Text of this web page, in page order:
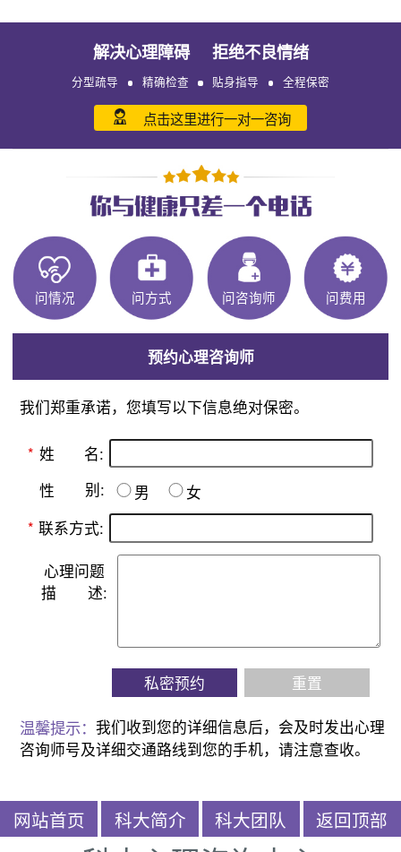
解决心理障碍 拒绝不良情绪
分型疏导 精确检查 贴身指导 全程保密
点击这里进行一对一咨询
问情况 问方式 问咨询师 问费用
预约心理咨询师
我们郑重承诺，您填写以下信息绝对保密。
* 姓 名:
性 别: 男
女
* 联系方式:
心理问题
描
述:
私密预约 重置
温馨提示：我们收到您的详细信息后，会及时发出心理
咨询师号及详细交通路线到您的手机，请注意查收。
网站首页 科大简介 科大团队 返回顶部